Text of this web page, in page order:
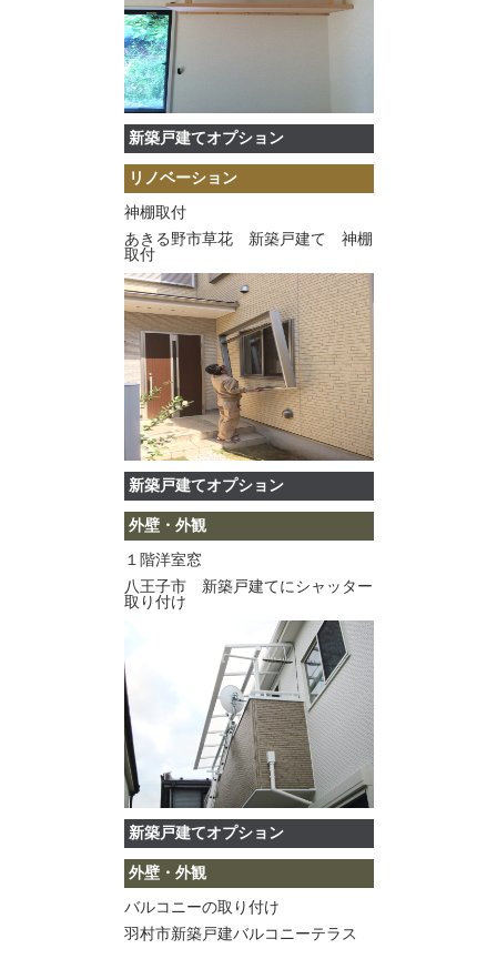
新築戸建てオプション
リノベーション
神棚取付
あきる野市草花 新築戸建て 神棚
取付
新築戸建てオプション
外壁・外観
１階洋室窓
八王子市 新築戸建てにシャッター
取り付け
新築戸建てオプション
外壁・外観
バルコニーの取り付け
羽村市新築戸建バルコニーテラス